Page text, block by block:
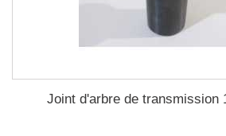
Joint d'arbre de transmission